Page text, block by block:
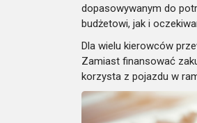
dopasowywanym do
budżetowi, jak i
Dla wielu kierowców
Zamiast finansować
korzysta z pojazdu w